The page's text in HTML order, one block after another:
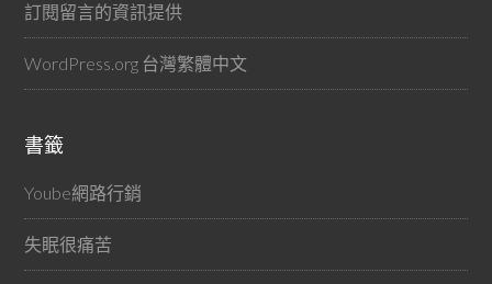
訂閱留言的資訊提供
WordPress.org 台灣繁體中文
書籤
Yoube網路行銷
失眠很痛苦